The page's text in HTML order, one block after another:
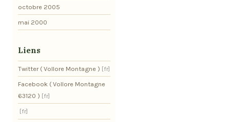
octobre 2005
mai 2000
Liens
Twitter ( Vollore Montagne )
Facebook ( Vollore Montagne
63120 )